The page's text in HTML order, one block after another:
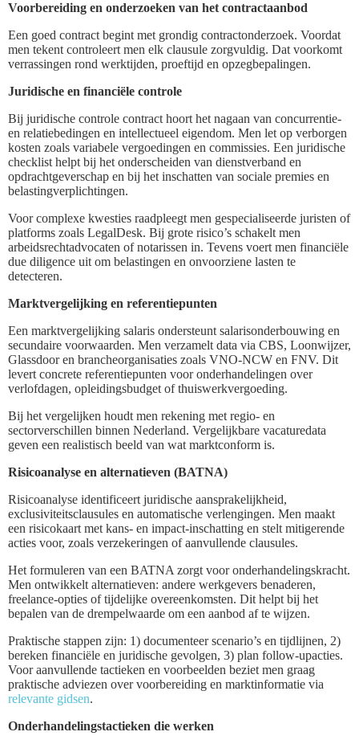
Voorbereiding en onderzoeken van het contractaanbod
Een goed contract begint met grondig contractonderzoek. Voordat
men tekent controleert men elk clausule zorgvuldig. Dat voorkomt
verrassingen rond werktijden, proeftijd en opzegbepalingen.
Juridische en financiële controle
Bij juridische controle contract hoort het nagaan van concurrentie-
en relatiebedingen en intellectueel eigendom. Men let op verborgen
kosten zoals variabele vergoedingen en commissies. Een juridische
checklist helpt bij het onderscheiden van dienstverband en
opdrachtgeverschap en bij het inschatten van sociale premies en
belastingverplichtingen.
Voor complexe kwesties raadpleegt men gespecialiseerde juristen of
platforms zoals LegalDesk. Bij grote risico’s schakelt men
arbeidsrechtadvocaten of notarissen in. Tevens voert men financiële
due diligence uit om belastingen en onvoorziene lasten te
detecteren.
Marktvergelijking en referentiepunten
Een marktvergelijking salaris ondersteunt salarisonderbouwing en
secundaire voorwaarden. Men verzamelt data via CBS, Loonwijzer,
Glassdoor en brancheorganisaties zoals VNO-NCW en FNV. Dit
levert concrete referentiepunten voor onderhandelingen over
verlofdagen, opleidingsbudget of thuiswerkvergoeding.
Bij het vergelijken houdt men rekening met regio- en
sectorverschillen binnen Nederland. Vergelijkbare vacaturedata
geven een realistisch beeld van wat marktconform is.
Risicoanalyse en alternatieven (BATNA)
Risicoanalyse identificeert juridische aansprakelijkheid,
exclusiviteitsclausules en automatische verlengingen. Men maakt
een risicokaart met kans- en impact-inschatting en stelt mitigerende
acties voor, zoals verzekeringen of aanvullende clausules.
Het formuleren van een BATNA zorgt voor onderhandelingskracht.
Men ontwikkelt alternatieven: andere werkgevers benaderen,
freelance-opties of tijdelijke overeenkomsten. Dit helpt bij het
bepalen van de drempelwaarde om een aanbod af te wijzen.
Praktische stappen zijn: 1) documenteer scenario’s en tijdlijnen, 2)
bereken financiële en juridische gevolgen, 3) plan follow-upacties.
Voor aanvullende tactieken en voorbeelden beziet men graag
praktische adviezen over voorbereiding en marktinformatie via
relevante gidsen.
Onderhandelingstactieken die werken